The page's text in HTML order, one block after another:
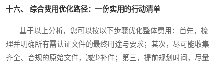
十六、 综合费用优化路径：一份实用的行动清单
基于以上分析，您可以按以下步骤优化整体费用：首先，梳
理并明确所有需认证文件的最终用途与要求；其次，尽可能收集
齐全、合规的原始文件，减少补件；第三，提前规划时间，尽量